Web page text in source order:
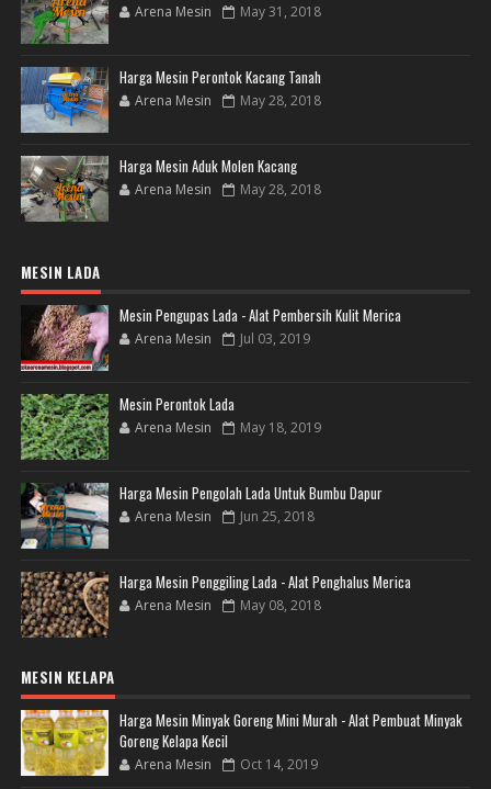
Arena Mesin May 31, 2018
Harga Mesin Perontok Kacang Tanah
Arena Mesin May 28, 2018
Harga Mesin Aduk Molen Kacang
Arena Mesin May 28, 2018
MESIN LADA
Mesin Pengupas Lada - Alat Pembersih Kulit Merica
Arena Mesin Jul 03, 2019
Mesin Perontok Lada
Arena Mesin May 18, 2019
Harga Mesin Pengolah Lada Untuk Bumbu Dapur
Arena Mesin Jun 25, 2018
Harga Mesin Penggiling Lada - Alat Penghalus Merica
Arena Mesin May 08, 2018
MESIN KELAPA
Harga Mesin Minyak Goreng Mini Murah - Alat Pembuat Minyak
Goreng Kelapa Kecil
Arena Mesin Oct 14, 2019